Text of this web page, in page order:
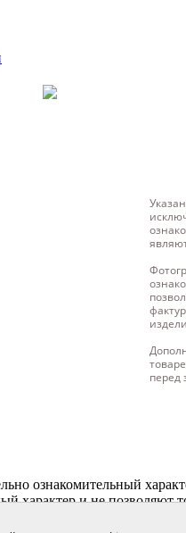
перед
ознакомительный
характер и не позволяют